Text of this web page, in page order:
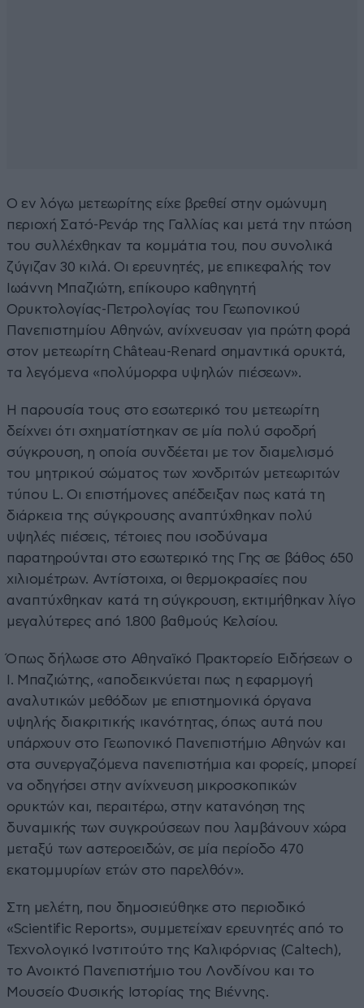
Ο εν λόγω μετεωρίτης είχε βρεθεί στην ομώνυμη
περιοχή Σατό-Ρενάρ της Γαλλίας και μετά την πτώση
του συλλέχθηκαν τα κομμάτια του, που συνολικά
ζύγιζαν 30 κιλά. Οι ερευνητές, με επικεφαλής τον
Ιωάννη Μπαζιώτη, επίκουρο καθηγητή
Ορυκτολογίας-Πετρολογίας του Γεωπονικού
Πανεπιστημίου Αθηνών, ανίχνευσαν για πρώτη φορά
στον μετεωρίτη Château-Renard σημαντικά ορυκτά,
τα λεγόμενα «πολύμορφα υψηλών πιέσεων».
Η παρουσία τους στο εσωτερικό του μετεωρίτη
δείχνει ότι σχηματίστηκαν σε μία πολύ σφοδρή
σύγκρουση, η οποία συνδέεται με τον διαμελισμό
του μητρικού σώματος των χονδριτών μετεωριτών
τύπου L. Οι επιστήμονες απέδειξαν πως κατά τη
διάρκεια της σύγκρουσης αναπτύχθηκαν πολύ
υψηλές πιέσεις, τέτοιες που ισοδύναμα
παρατηρούνται στο εσωτερικό της Γης σε βάθος 650
χιλιομέτρων. Αντίστοιχα, οι θερμοκρασίες που
αναπτύχθηκαν κατά τη σύγκρουση, εκτιμήθηκαν λίγο
μεγαλύτερες από 1.800 βαθμούς Κελσίου.
Όπως δήλωσε στο Αθηναϊκό Πρακτορείο Ειδήσεων ο
Ι. Μπαζιώτης, «αποδεικνύεται πως η εφαρμογή
αναλυτικών μεθόδων με επιστημονικά όργανα
υψηλής διακριτικής ικανότητας, όπως αυτά που
υπάρχουν στο Γεωπονικό Πανεπιστήμιο Αθηνών και
στα συνεργαζόμενα πανεπιστήμια και φορείς, μπορεί
να οδηγήσει στην ανίχνευση μικροσκοπικών
ορυκτών και, περαιτέρω, στην κατανόηση της
δυναμικής των συγκρούσεων που λαμβάνουν χώρα
μεταξύ των αστεροειδών, σε μία περίοδο 470
εκατομμυρίων ετών στο παρελθόν».
Στη μελέτη, που δημοσιεύθηκε στο περιοδικό
«Scientific Reports», συμμετείχαν ερευνητές από το
Τεχνολογικό Ινστιτούτο της Καλιφόρνιας (Caltech),
το Ανοικτό Πανεπιστήμιο του Λονδίνου και το
Μουσείο Φυσικής Ιστορίας της Βιέννης.